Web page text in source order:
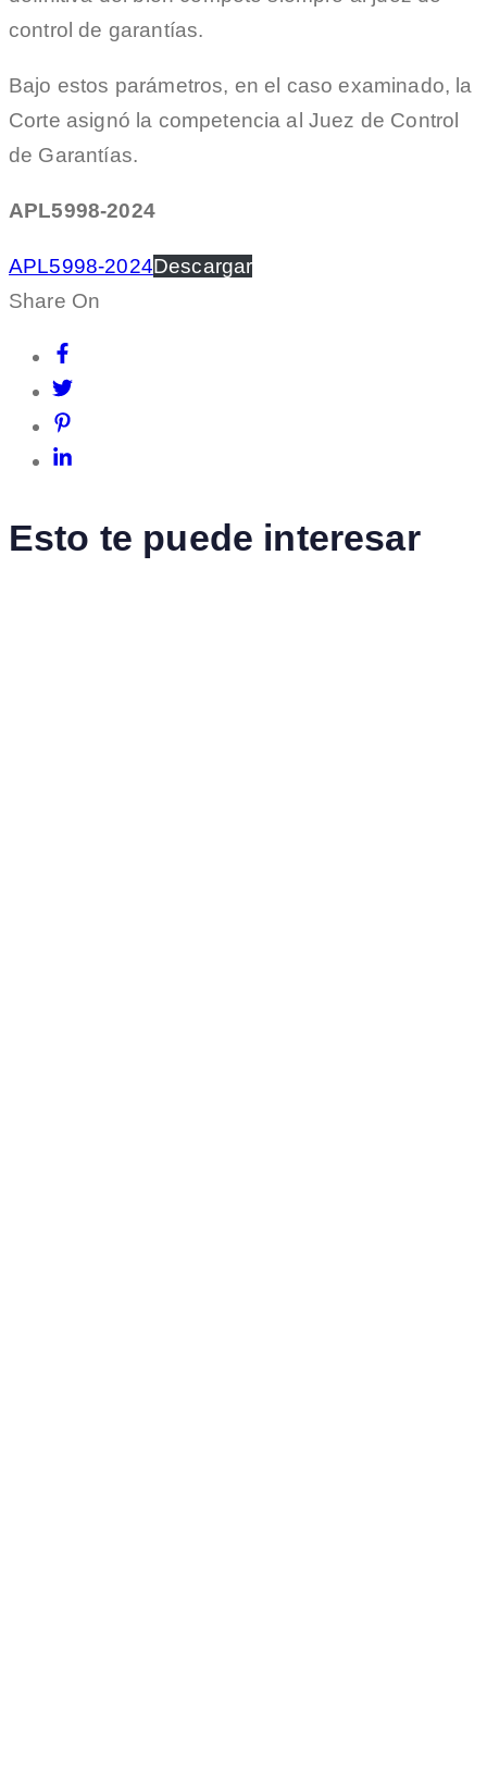
control de garantías.
Bajo estos parámetros, en el caso examinado, la
Corte asignó la competencia al Juez de Control
de Garantías.
APL5998-2024
APL5998-2024Descargar
Share On
Esto te puede interesar